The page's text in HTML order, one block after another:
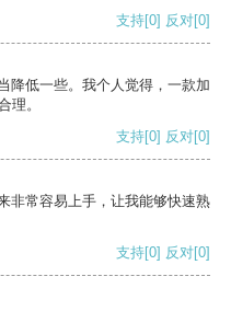
支持[0] 反对[0]
降低一些。我个人觉得，一款加
理。
支持[0] 反对[0]
非常容易上手，让我能够快速熟
支持[0] 反对[0]